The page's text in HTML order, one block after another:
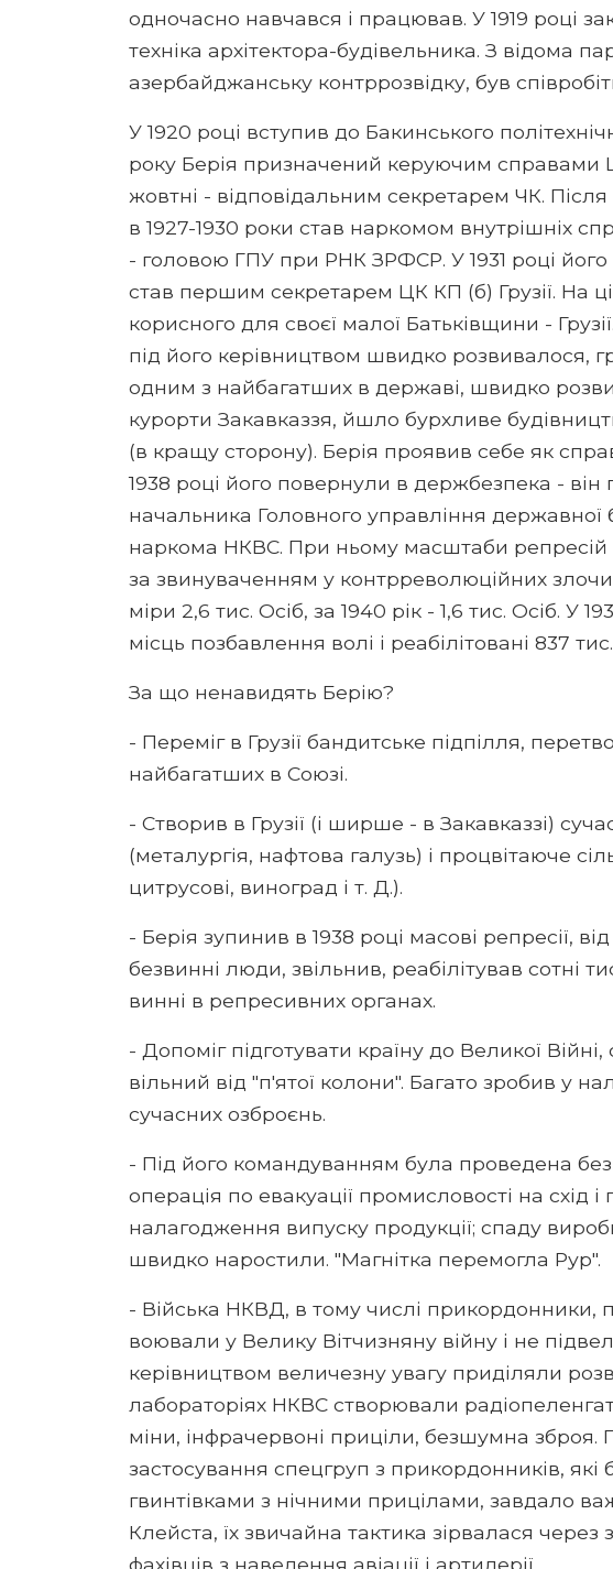
одночасно навчався і працював. У 1919 році
техніка архітектора-будівельника. З відома
азербайджанську контррозвідку, був
У 1920 році вступив до Бакинського
року Берія призначений керуючим
жовтні - відповідальним секретарем ЧК. Після
в 1927-1930 роки став наркомом внутрішніх
- головою ГПУ при РНК ЗРФСР. У 1931 році
став першим секретарем ЦК КП (б) Грузії. На
корисного для своєї малої Батьківщини -
під його керівництвом швидко розвивалося,
одним з найбагатших в державі, швидко
курорти Закавказзя, йшло бурхливе
(в кращу сторону). Берія проявив себе як
1938 році його повернули в держбезпека -
начальника Головного управління
наркома НКВС. При ньому масштаби репресій
за звинуваченням у контрреволюційних
міри 2,6 тис. Осіб, за 1940 рік - 1,6 тис. Осіб. У
місць позбавлення волі і реабілітовані 837
За що ненавидять Берію?
- Переміг в Грузії бандитське підпілля,
найбагатших в Союзі.
- Створив в Грузії (і ширше - в Закавказзі)
(металургія, нафтова галузь) і процвітаюче
цитрусові, виноград і т. Д.).
- Берія зупинив в 1938 році масові репресії,
безвинні люди, звільнив, реабілітував сотні
винні в репресивних органах.
- Допоміг підготувати країну до Великої
вільний від "п'ятої колони". Багато зробив у
сучасних озброєнь.
- Під його командуванням була проведена
операція по евакуації промисловості на схід
налагодження випуску продукції; спаду
швидко наростили. "Магнітка перемогла Рур".
- Війська НКВД, в тому числі прикордонники,
воювали у Велику Вітчизняну війну і не
керівництвом величезну увагу приділяли
лабораторіях НКВС створювали
міни, інфрачервоні приціли, безшумна зброя.
застосування спецгруп з прикордонників,
гвинтівками з нічними прицілами, завдало
Клейста, їх звичайна тактика зірвалася
фахівців з наведення авіації і артилерії.